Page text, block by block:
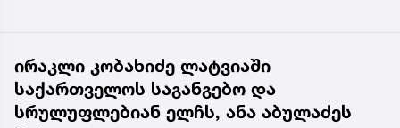
ირაკლი კობახიძე ლატვიაში
საქართველოს საგანგებო და
სრულუფლებიან ელჩს, ანა აბულაძეს